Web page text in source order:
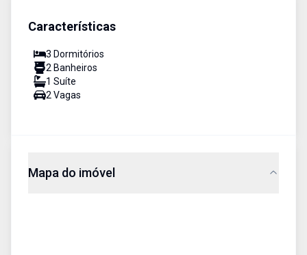
Características
3 Dormitórios
2 Banheiros
1 Suíte
2 Vagas
Mapa do imóvel